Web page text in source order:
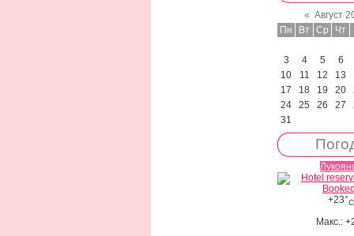
« Август
Пн
Вт Ср Чт
3 4 5
6
10
11 12 13
17
18 19 20
24
25 26 27
31
+23°C
Макс.: +